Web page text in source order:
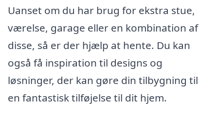
Uanset om du har brug for ekstra stue,
værelse, garage eller en kombination af
disse, så er der hjælp at hente. Du kan
også få inspiration til designs og
løsninger, der kan gøre din tilbygning til
en fantastisk tilføjelse til dit hjem.